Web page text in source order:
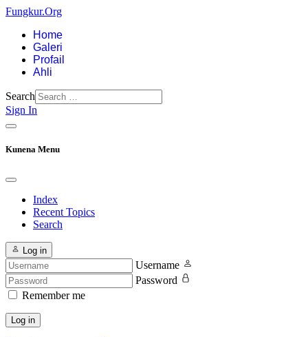
Fungkur.Org
Home
Galeri
Profail
Ahli
Search
Sign In
Kunena Menu
Index
Recent Topics
Search
Log in
Username
Password
Remember me
Log in